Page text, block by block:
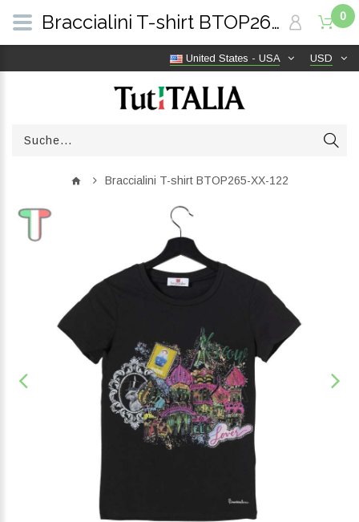
USD
United States - USA
0
Braccialini T-shirt BTOP265-XX-122
Braccialini T-shirt BTOP265-XX-122 | TutITALIA